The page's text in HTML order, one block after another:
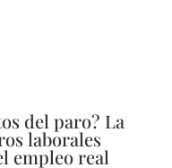
del paro? La
laborales
empleo real